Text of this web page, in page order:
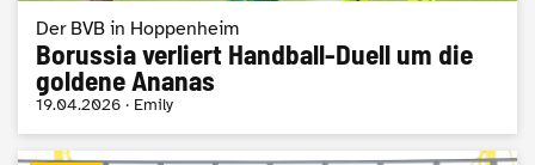
Der BVB in Hoppenheim
Borussia verliert Handball-Duell um die
goldene Ananas
19.04.2026 · Emily